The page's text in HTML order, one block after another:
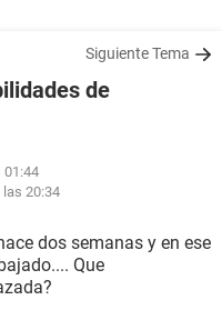
Siguiente Tema
de
01:44
las 20:34
dos semanas y en ese
Que